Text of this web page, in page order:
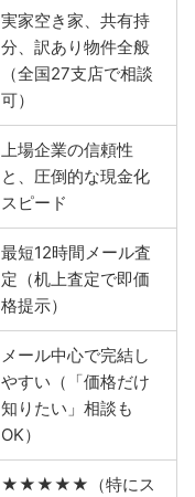
実家空き家、共有持
分、訳あり物件全般
（全国27支店で相談
可）
上場企業の信頼性
と、圧倒的な現金化
スピード
最短12時間メール査
定（机上査定で即価
格提示）
メール中心で完結し
やすい（「価格だけ
知りたい」相談も
OK）
★★★★★（特にス